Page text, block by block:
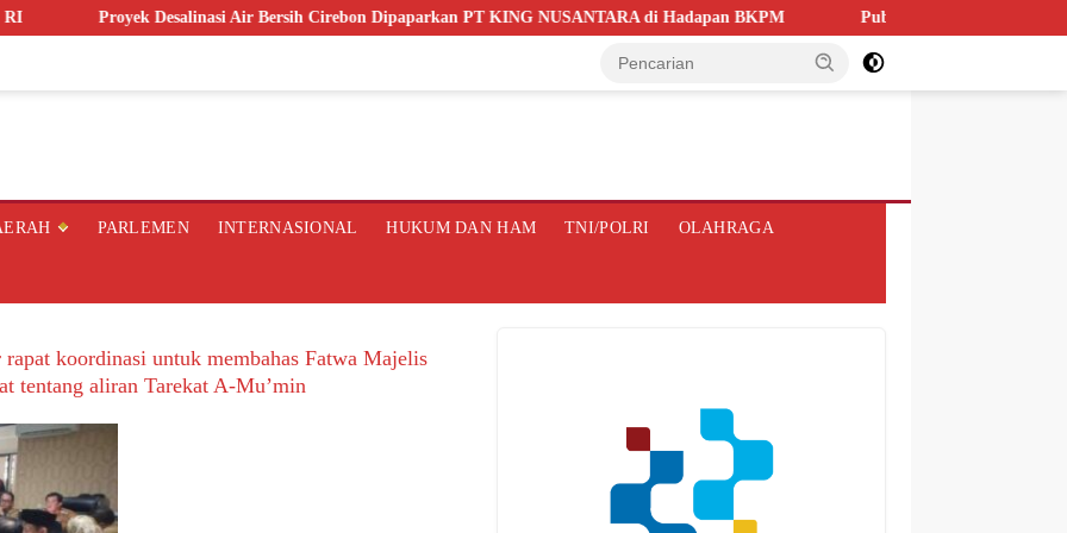
Proyek Desalinasi Air Bersih Cirebon Dipaparkan PT KING NUSANTARA di Hadapan BKPM Publik Soroti Dugaan Lambannya
PARLEMEN INTERNASIONAL HUKUM DAN HAM TNI/POLRI OLAHRAGA
koordinasi untuk membahas Fatwa Majelis
tentang aliran Tarekat A-Mu’min